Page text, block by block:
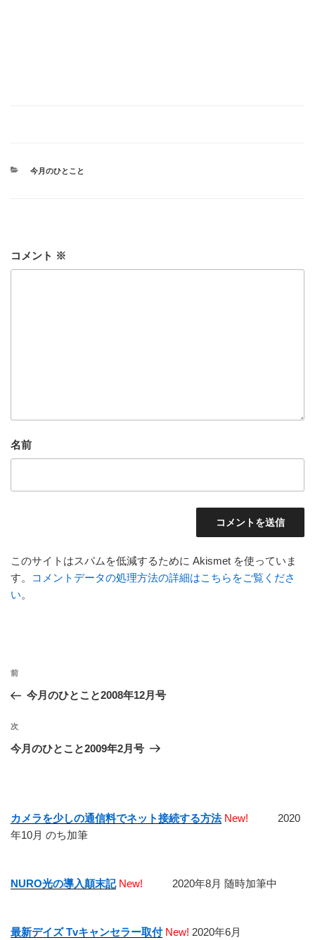
カ
今月のひとこと
コメント ※
名前
このサイトはスパムを低減するために Akismet を使っていま
す。
コメントデータの処理方法の詳細はこちらをご覧くださ
い。
投
ナ
ビ
ゲ
ン
前
の
稿
前
今月のひとこと2008年12月号
次
の
次
今月のひとこと2009年2月号
カメラを少しの通信料でネット接続する方法 New! 2020
年10月 のち加筆
NURO光の導入顛末記 New! 2020年8月 随時加筆中
最新デイズ Tvキャンセラー取付New! 2020年6月